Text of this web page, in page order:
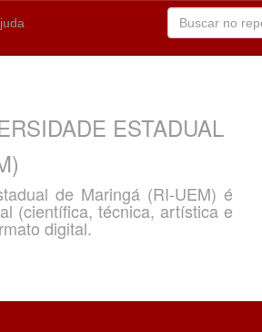
ESTADUAL
de Maringá (RI-UEM) é
(científica, técnica, artística e
digital.